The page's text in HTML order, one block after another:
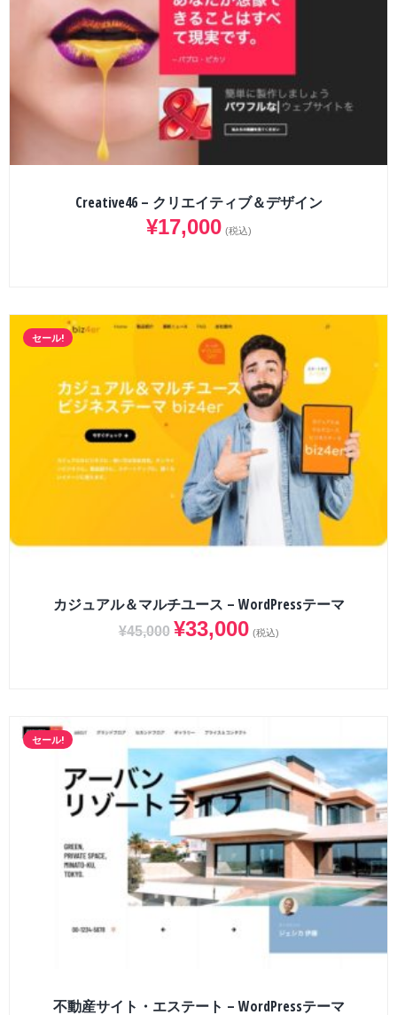
Creative46 – クリエイティブ＆デザイン
¥17,000 (税込)
セール!
カジュアル＆マルチユース – WordPressテーマ
¥45,000 ¥33,000 (税込)
セール!
不動産サイト・エステート – WordPressテーマ